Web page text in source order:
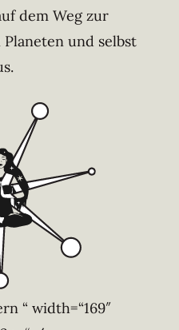
dem Weg zur
und selbst
“ width=“169″